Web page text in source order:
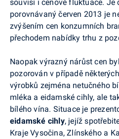
souvisí i cenové fluktuace. Je
porovnávaný červen 2013 je
zvýšením cen konzumních
přechodem nabídky trhu z
Naopak výrazný nárůst cen
pozorován v případě
výrobků zejména netučného
mléka a eidamské cihly, ale
bílého vína. Situace je
eidamské cihly, jejíž
Kraje Vysočina, Zlínského a